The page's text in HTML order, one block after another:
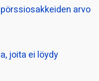
arvo
joita ei löydy